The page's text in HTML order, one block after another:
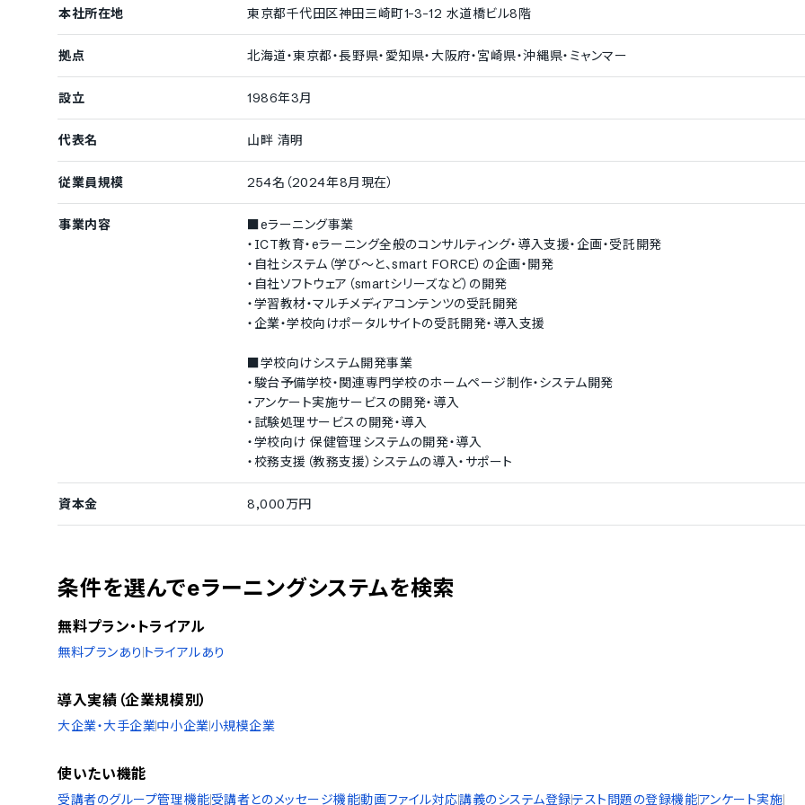
本社所在地 東京都千代田区神田三崎町1-3-12 水道橋ビル8階
拠点 北海道・東京都・長野県・愛知県・大阪府・宮崎県・沖縄県・ミャンマー
設立 1986年3月
代表名 山畔 清明
従業員規模 254名（2024年8月現在）
事業内容
■eラーニング事業
・ICT教育・eラーニング全般のコンサルティング・導入支援・企画・受託開発
・自社システム（学び～と、smart FORCE）の企画・開発
・自社ソフトウェア（smartシリーズなど）の開発
・学習教材・マルチメディアコンテンツの受託開発
・企業・学校向けポータルサイトの受託開発・導入支援
■学校向けシステム開発事業
・駿台予備学校・関連専門学校のホームページ制作・システム開発
・アンケート実施サービスの開発・導入
・試験処理サービスの開発・導入
・学校向け 保健管理システムの開発・導入
・校務支援（教務支援）システムの導入・サポート
資本金 8,000万円
条件を選んでeラーニングシステムを検索
無料プラン・トライアル
無料プランあり トライアルあり
導入実績（企業規模別）
大企業・大手企業中小企業小規模企業
使いたい機能
受講者のグループ管理機能受講者とのメッセージ機能動画ファイル対応講義のシステム登録テスト問題の登録機能アンケート実施